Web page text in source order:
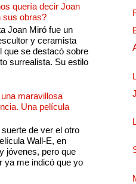
quería decir Joan
sus obras?
Joan Miró fue un
y ceramista
que se destacó sobre
surrealista. Su estilo
maravillosa
Una película
de ver el otro
Wall-E, en
jóvenes, pero que
ya me indicó que yo